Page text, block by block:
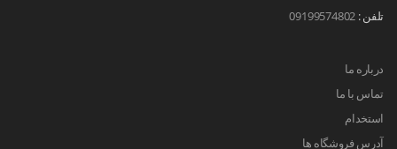
تلفن : 09199574802
درباره ما
تماس با ما
استخدام
آدرس فروشگاه ها